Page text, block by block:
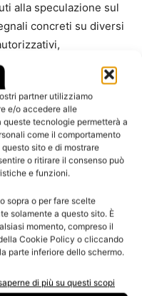
partner utilizziamo
e/o accedere alle
tecnologie permetterà a
come il comportamento
sito e di mostrare
o ritirare il consenso può
e funzioni.
sopra o per fare scelte
solamente a questo sito. È
momento, compreso il
Cookie Policy o cliccando
parte inferiore dello schermo.
di più su questi scopi
alla speculazione sul
concreti su diversi
riciclati attraverso
per la
anaerobica per
filiera produttiva
forestale sostenibile.
ulteriormente una
evidenziato Stefano
nel riciclo e nella